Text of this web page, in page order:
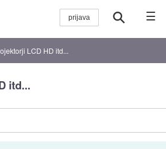
☰
LCD HD itd...
itd...